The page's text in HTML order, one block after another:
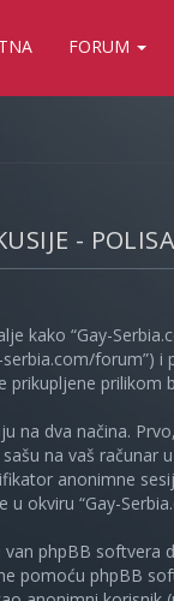
FORUM
-
kako “Gay-
forum”) i
prikupljene prilikom
na dva načina.
na vaš računar
anonimne
u okviru “Gay-
phpBB softvera
pomoću phpBB